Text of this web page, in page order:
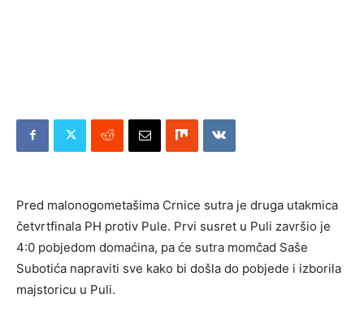
Pred malonogometašima Crnice sutra je druga utakmica
četvrtfinala PH protiv Pule. Prvi susret u Puli završio je
4:0 pobjedom domaćina, pa će sutra momčad Saše
Subotića napraviti sve kako bi došla do pobjede i izborila
majstoricu u Puli.